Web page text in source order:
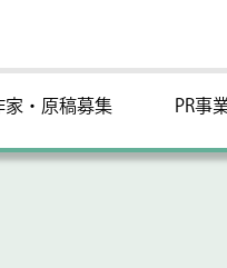
家・原稿募集 PR事